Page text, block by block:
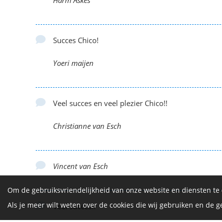
Succes Chico!
Yoeri maijen
Veel succes en veel plezier Chico!!
Christianne van Esch
Vincent van Esch
Veel succes!!
Om de gebruiksvriendelijkheid van onze website en diensten
Als je meer wilt weten over de cookies die wij gebruiken en de